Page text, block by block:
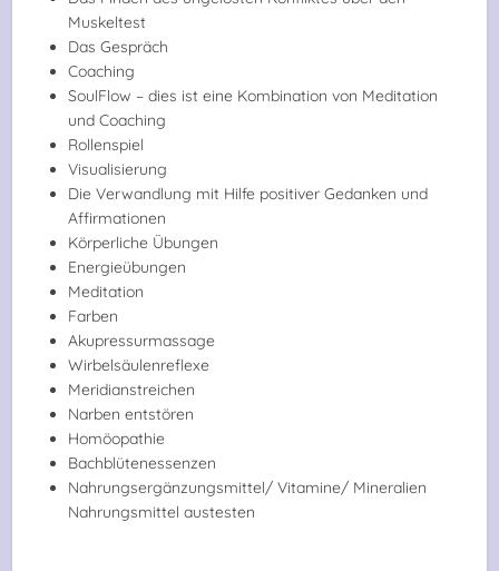
Muskeltest
Das Gespräch
Coaching
SoulFlow – dies ist eine Kombination von Meditation
und Coaching
Rollenspiel
Visualisierung
Die Verwandlung mit Hilfe positiver Gedanken und
Affirmationen
Körperliche Übungen
Energieübungen
Meditation
Farben
Akupressurmassage
Wirbelsäulenreflexe
Meridianstreichen
Narben entstören
Homöopathie
Bachblütenessenzen
Nahrungsergänzungsmittel/ Vitamine/ Mineralien
Nahrungsmittel austesten